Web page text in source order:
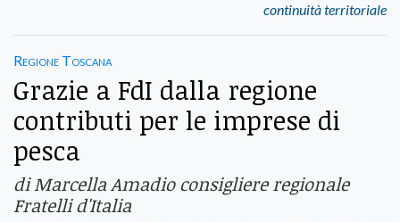
continuità territoriale
Regione Toscana
Grazie a FdI dalla regione
contributi per le imprese di
pesca
di Marcella Amadio consigliere regionale
Fratelli d'Italia